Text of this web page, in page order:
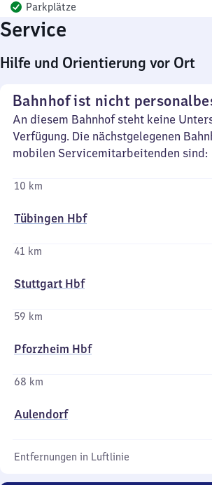
Parkplätze
Service
Hilfe und Orientierung vor Ort
Bahnhof ist nicht
An diesem Bahnhof steht keine
Verfügung. Die nächstgelegenen
mobilen Servicemitarbeitenden sind:
10 km
Tübingen Hbf
41 km
Stuttgart Hbf
59 km
Pforzheim Hbf
68 km
Aulendorf
Entfernungen in Luftlinie